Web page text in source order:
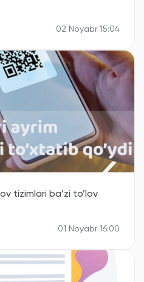
02 Noyabr 15:04
tizimlari ba’zi to’lov
01 Noyabr 16:00